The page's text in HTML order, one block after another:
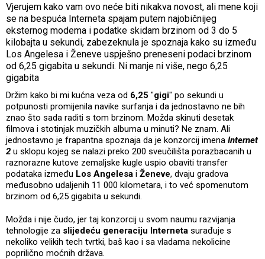
Vjerujem kako vam ovo neće biti nikakva novost, ali mene koji
se na bespuća Interneta spajam putem najobičnijeg
eksternog modema i podatke skidam brzinom od 3 do 5
kilobajta u sekundi, zabezeknula je spoznaja kako su između
Los Angelesa i Ženeve uspješno preneseni podaci brzinom
od 6,25 gigabita u sekundi. Ni manje ni više, nego 6,25
gigabita
Držim kako bi mi kućna veza od 6,25 "gigi" po sekundi u
potpunosti promijenila navike surfanja i da jednostavno ne bih
znao što sada raditi s tom brzinom. Možda skinuti desetak
filmova i stotinjak muzičkih albuma u minuti? Ne znam. Ali
jednostavno je frapantna spoznaja da je konzorcij imena Internet
2 u sklopu kojeg se nalazi preko 200 sveučilišta porazbacanih u
raznorazne kutove zemaljske kugle uspio obaviti transfer
podataka između Los Angelesa i Ženeve, dvaju gradova
međusobno udaljenih 11 000 kilometara, i to već spomenutom
brzinom od 6,25 gigabita u sekundi.
Možda i nije čudo, jer taj konzorcij u svom naumu razvijanja
tehnologije za slijedeću generaciju Interneta surađuje s
nekoliko velikih tech tvrtki, baš kao i sa vladama nekolicine
poprilično moćnih država.